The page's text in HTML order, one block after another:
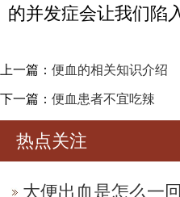
的并发症会让我们陷
上一篇： 便血的相关知识介绍
下一篇： 便血患者不宜吃辣
热点关注
大便出血是怎么一